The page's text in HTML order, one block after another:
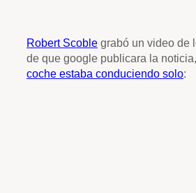
Robert Scoble grabó un video de
de que google publicara la
coche estaba conduciendo solo: